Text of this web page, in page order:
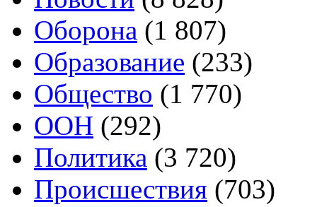
Оборона (1 807)
Образование (233)
Общество (1 770)
ООН (292)
Политика (3 720)
Происшествия (703)